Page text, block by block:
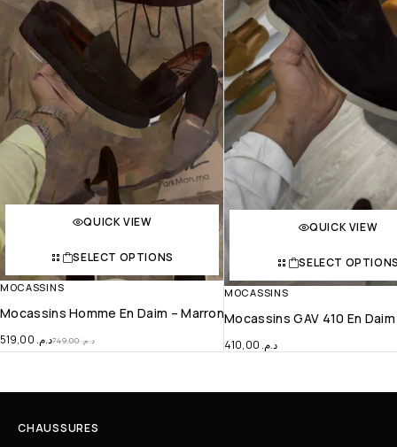
QUICK VIEW
SELECT OPTIONS
MOCASSINS
Mocassins Homme En Daim – Marron
د.م.749,00 د.م.
QUICK VIEW
SELECT
MOCASSINS
Mocassins GAV 410 En
د.م.
CHAUSSURES